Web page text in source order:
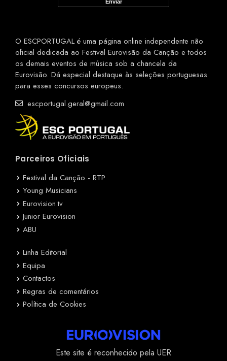
O ESCPORTUGAL é uma página online independente não
oficial dedicada ao Festival Eurovisão da Canção e todos
os demais eventos de música sob a chancela da
Eurovisão. Dá especial destaque às seleções portuguesas
para esses concursos europeus.
escportugal.geral@gmail.com
Parceiros Oficiais
Festival da Canção - RTP
Young Musicians
Eurovision.tv
Junior Eurovision
ABU
Linha Editorial
Equipa
Contactos
Regras de comentários
Política de Cookies
Este site é reconhecido pela UER